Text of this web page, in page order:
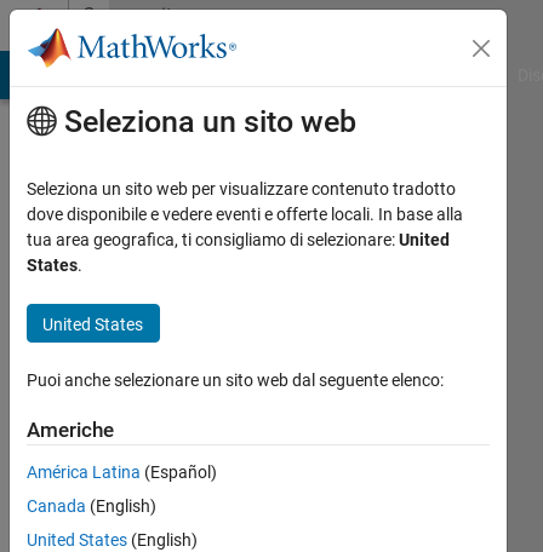
Vai al contenutoCommunity
Profile
Voss
seen:
circa
mese
Attivo
dal 2013
Followers:
10
Seleziona un sito web
Seleziona un sito web per visualizzare contenuto tradotto
dove disponibile e vedere eventi e offerte locali. In base alla
tua area geografica, ti consigliamo di selezionare:United
States.
United States
Puoi anche selezionare un sito web dal seguente elenco:
Americhe
América Latina (Español)
Canada (English)
United States (English)